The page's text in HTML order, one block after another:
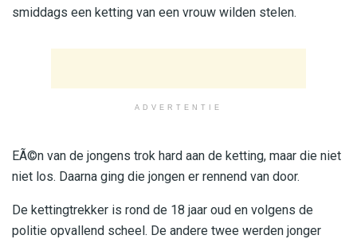
smiddags een ketting van een vrouw wilden stelen.
ADVERTENTIE
EÃ©n van de jongens trok hard aan de ketting, maar die niet
niet los. Daarna ging die jongen er rennend van door.
De kettingtrekker is rond de 18 jaar oud en volgens de
politie opvallend scheel. De andere twee werden jonger